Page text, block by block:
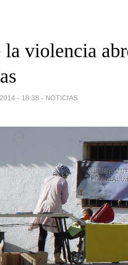
la violencia
- 18:38 - NOTICIAS